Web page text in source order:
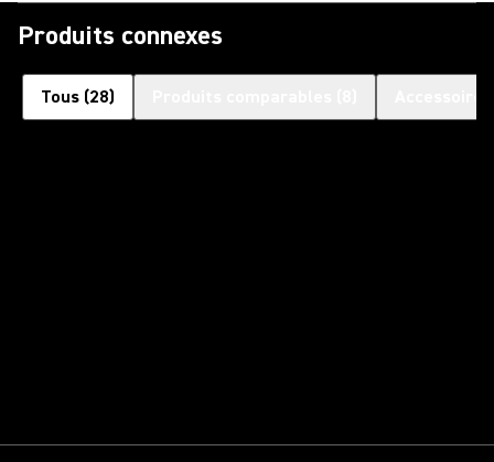
Produits connexes
Tous (28)